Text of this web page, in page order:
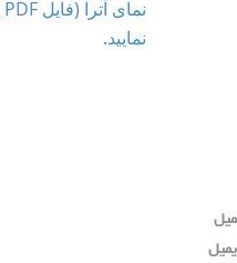
نمایید.